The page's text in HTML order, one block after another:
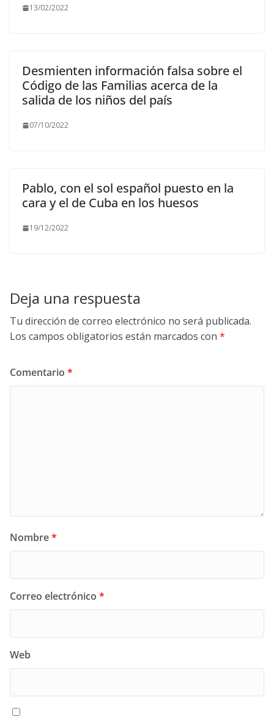
13/02/2022
Desmienten información falsa sobre el
Código de las Familias acerca de la
salida de los niños del país
07/10/2022
Pablo, con el sol español puesto en la
cara y el de Cuba en los huesos
19/12/2022
Deja una respuesta
Tu dirección de correo electrónico no será publicada.
Los campos obligatorios están marcados con *
Comentario *
Nombre*
Correo electrónico *
Web